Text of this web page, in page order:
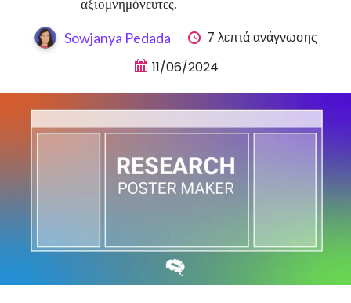
αξιομνημόνευτες.
Sowjanya Pedada
7 λεπτά ανάγνωσης
11/06/2024